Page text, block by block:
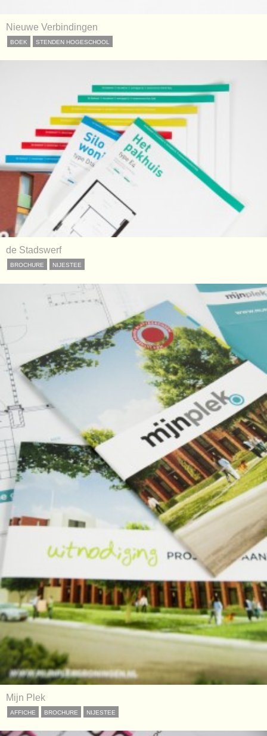
Nieuwe Verbindingen
BOEK STENDEN HOGESCHOOL
de Stadswerf
BROCHURE NIJESTEE
Mijn Plek
AFFICHE BROCHURE NIJESTEE